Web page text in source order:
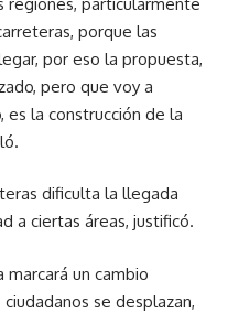
porque las
por eso la propuesta,
pero que voy a
es la construcción de la
dificulta la llegada
a ciertas áreas, justificó.
un cambio
se desplazan,